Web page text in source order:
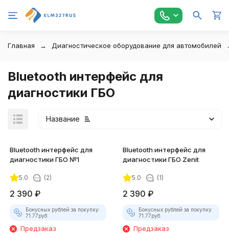
Главная Диагностическое оборудование для автомобилей
Bluetooth интерфейс для
диагностики ГБО
Название
Bluetooth интерфейс для
диагностики ГБО №1
5.0 (2)
2 390 ₽
Бонусных рублей за покупку:
71.77руб.
Предзаказ
Bluetooth интерфейс для
диагностики ГБО Zenit
5.0 (1)
2 390 ₽
Бонусных рублей за покупку:
71.77руб.
Предзаказ